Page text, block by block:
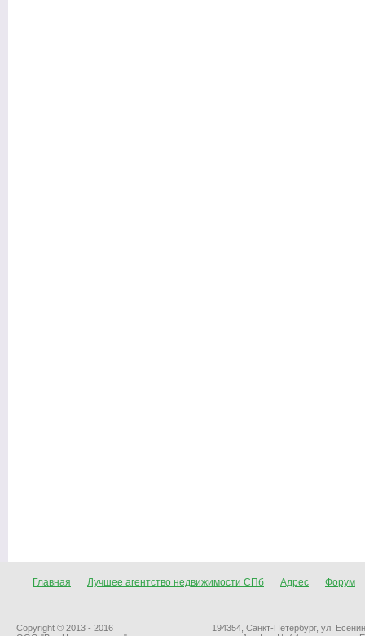
Главная Лучшее агентство недвижимости СПб Адрес Форум
Copyright © 2013 - 2016
194354, Санкт-Петербург, ул.